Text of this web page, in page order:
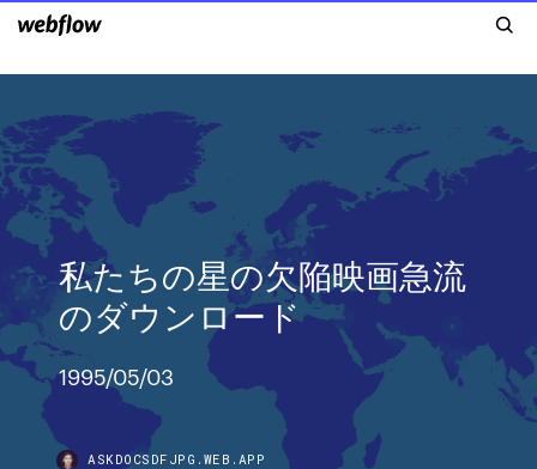
私たちの星の欠陥映画急流
のダウンロード
1995/05/03
ASKDOCSDFJPG.WEB.APP